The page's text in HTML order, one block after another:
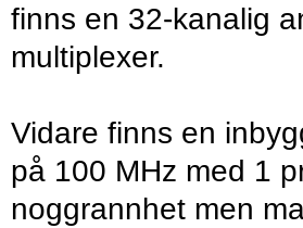
finns en 32-kanalig
multiplexer.
Vidare finns en
på 100 MHz med 1
noggrannhet men